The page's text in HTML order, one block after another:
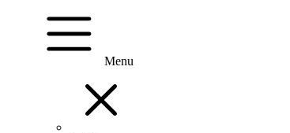
Menu